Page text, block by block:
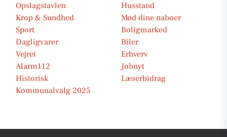
Opslagstavlen
Husstand
Krop & Sundhed
Mød dine naboer
Sport
Boligmarked
Dagligvarer
Biler
Vejret
Erhverv
Alarm112
Jobnyt
Historisk
Læserbidrag
Kommunalvalg 2025